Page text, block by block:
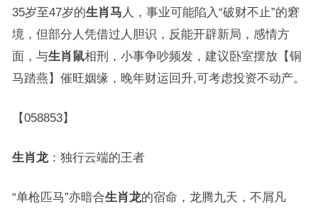
35岁至47岁的生肖马 人，事业可能陷入“破财不止”的窘
境，但部分人凭借过人胆识，反能开辟新局，感情方
面，与生肖鼠相刑，小事争吵频发，建议卧室摆放【铜
马踏燕】催旺姻缘，晚年财运回升,可考虑投资不动产。
【058853】
生肖龙：独行云端的王者
“单枪匹马”亦暗合生肖龙的宿命，龙腾九天，不屑凡